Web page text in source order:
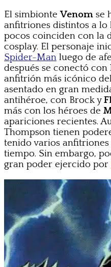
El simbionteVenom se
anfitriones distintos a lo
pocos coinciden con la
cosplay. El personaje
Spider-Man luego de
después se conectó con
anfitrión más icónico
asentado en gran
antihéroe, con Brock y
más con los héroes de
apariciones recientes.
Thompson tienen
tenido varios
tiempo. Sin embargo,
gran poder ejercido por